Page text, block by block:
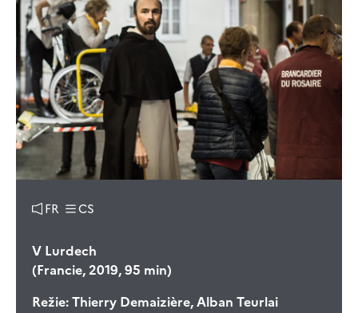
FR CS
V Lurdech
(Francie, 2019, 95 min)
Režie:Thierry Demaizière, Alban Teurlai